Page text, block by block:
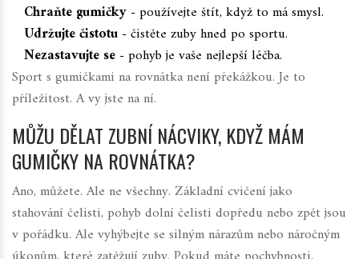
Chraňte gumičky - používejte štít, když to má smysl.
Udržujte čistotu - čistěte zuby hned po sportu.
Nezastavujte se - pohyb je vaše nejlepší léčba.
Sport s gumičkami na rovnátka není překážkou. Je to
příležitost. A vy jste na ní.
MŮŽU DĚLAT ZUBNÍ NÁCVIKY, KDYŽ MÁM
GUMIČKY NA ROVNÁTKA?
Ano, můžete. Ale ne všechny. Základní cvičení jako
stahování čelisti, pohyb dolní čelisti dopředu nebo zpět jsou
v pořádku. Ale vyhýbejte se silným nárazům nebo náročným